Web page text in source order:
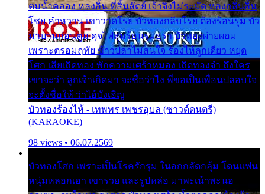
ตมน้ำคลอง หลงลิ้น ที่สิ้นสัตย์ เจ้าจึงไม่ระมัด หลงกลิ่นลิ้น
โชย คำหวาน เขาวาดโรย บัวทองกลีบโรย ต้องร้อนรุม บัว
มาบานก่อนตูม ดุจไฟสุมร้อนรุมอุรา บัวทองผ่ายผอม
เพราะตรอมฤทัย ข้าวปลาไม่สนใจ ร้องไห้ลูกเดียว หยุด
โศก เสียเถิดทอง พักความเศร้าหมอง เถิดทองจ๋า ถึงใคร
เขาจะว่า ลูกเจ้าเกิดมา จะชื่อว่าไง พี่ขอเป็นเพื่อนปลอบใจ
จะตั้งชื่อให้ ว่าไอ้บังเอิญ
บัวทองร้องไห้ - เทพพร เพชรอุบล (ซาวด์ดนตรี)
(KARAOKE)
98 views • 06.07.2569
บัวทองโศก เพราะเป็นโรครักรุม ในอกกลัดกลุ้ม โดนแฟน
หนุ่มหลอกเอา เขารวย และรูปหล่อ มาพะเน้าพะนอ